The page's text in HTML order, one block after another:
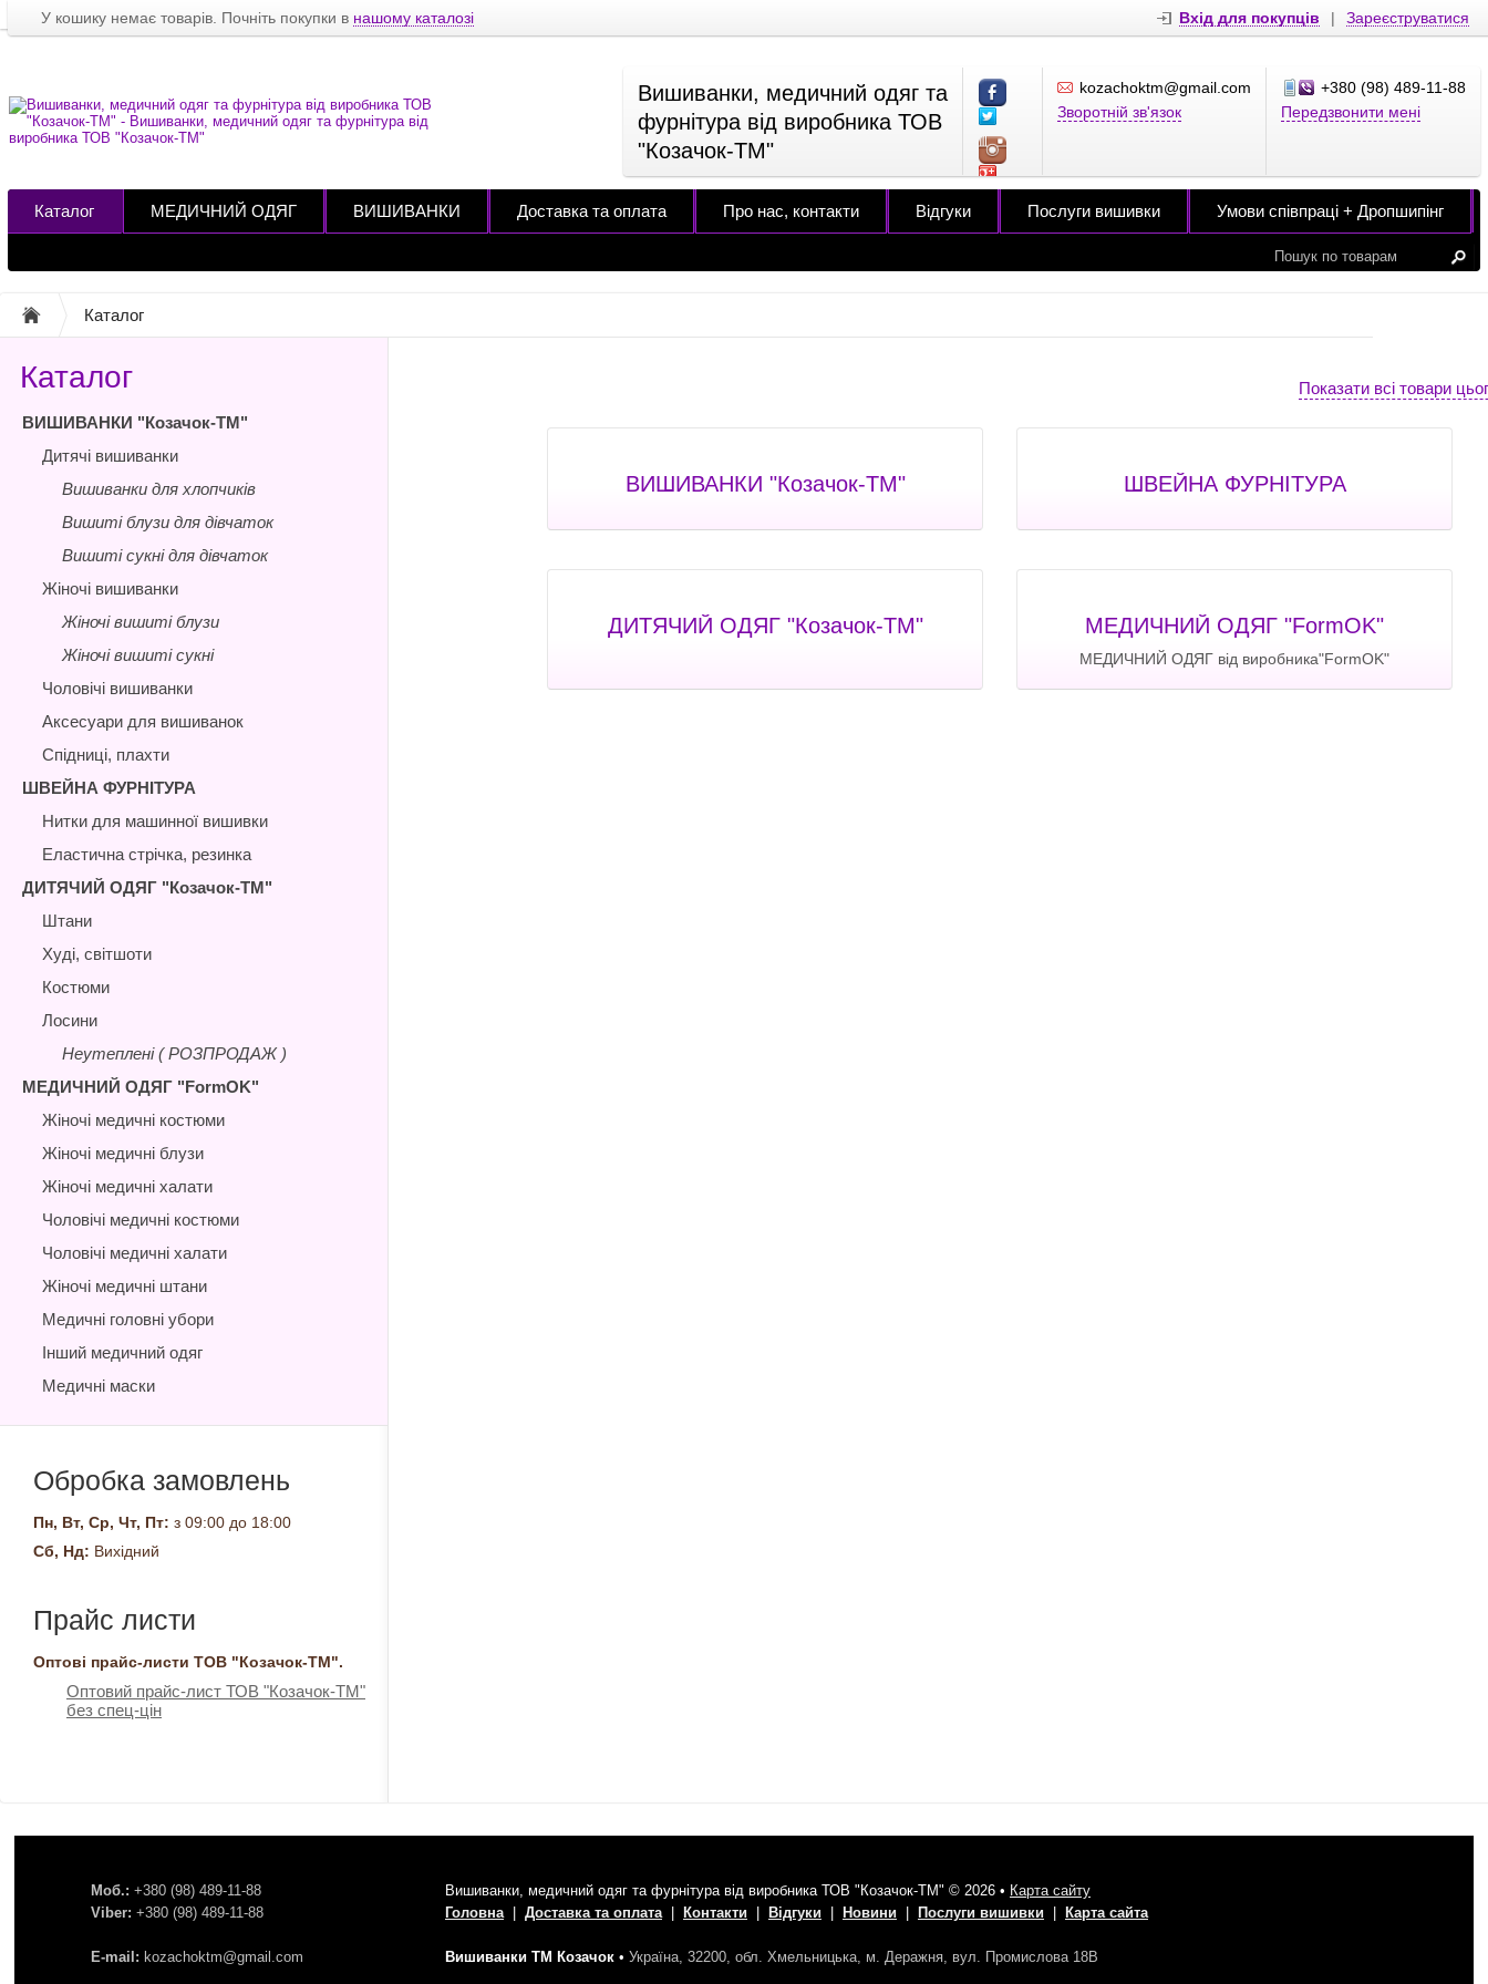
У кошику немає товарів. Почніть покупки в нашому каталозі Вхід для покупців | Зареєструватися
Вишиванки, медичний одяг та
фурнітура від виробника ТОВ
"Козачок-ТМ"
kozachoktm@gmail.com
Зворотній зв'язок
+380 (98) 489-11-88
Передзвонити мені
Каталог МЕДИЧНИЙ ОДЯГ ВИШИВАНКИ Доставка та оплата Про нас, контакти Відгуки Послуги вишивки Умови співпраці + Дропшипінг
Каталог
Показати всі товари
ВИШИВАНКИ "Козачок-ТМ" ШВЕЙНА ФУРНІТУРА
ДИТЯЧИЙ ОДЯГ "Козачок-ТМ" МЕДИЧНИЙ ОДЯГ "FormOK"
МЕДИЧНИЙ ОДЯГ від виробника"FormOK"
Каталог
ВИШИВАНКИ "Козачок-ТМ"
Дитячі вишиванки
Вишиванки для хлопчиків
Вишиті блузи для дівчаток
Вишиті сукні для дівчаток
Жіночі вишиванки
Жіночі вишиті блузи
Жіночі вишиті сукні
Чоловічі вишиванки
Аксесуари для вишиванок
Спідниці, плахти
ШВЕЙНА ФУРНІТУРА
Нитки для машинної вишивки
Еластична стрічка, резинка
ДИТЯЧИЙ ОДЯГ "Козачок-ТМ"
Штани
Худі, світшоти
Костюми
Лосини
Неутеплені ( РОЗПРОДАЖ )
МЕДИЧНИЙ ОДЯГ "FormOK"
Жіночі медичні костюми
Жіночі медичні блузи
Жіночі медичні халати
Чоловічі медичні костюми
Чоловічі медичні халати
Жіночі медичні штани
Медичні головні убори
Інший медичний одяг
Медичні маски
Обробка замовлень
Пн, Вт, Ср, Чт, Пт: з 09:00 до 18:00
Сб, Нд: Вихідний
Прайс листи
Оптові прайс-листи ТОВ "Козачок-ТМ".
Оптовий прайс-лист ТОВ "Козачок-ТМ"
без спец-цін
Моб.: +380 (98) 489-11-88
Viber: +380 (98) 489-11-88
E-mail: kozachoktm@gmail.com
Вишиванки, медичний одяг та фурнітура від виробника ТОВ "Козачок-ТМ" © 2026 • Карта сайту
Головна| Доставка та оплата| Контакти Відгуки Новини Послуги вишивки Карта сайта
Вишиванки ТМ Козачок• Україна, 32200, обл. Хмельницька, м. Деражня, вул. Промислова 18В